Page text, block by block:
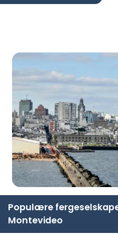
Populære
Montevideo